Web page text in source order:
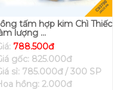
tấm hợp kim Chì Thiếc
lượng ...
788.500đ
gốc: 825.000đ
sỉ: 785.000đ / 300 SP
hồng: 2.000đ